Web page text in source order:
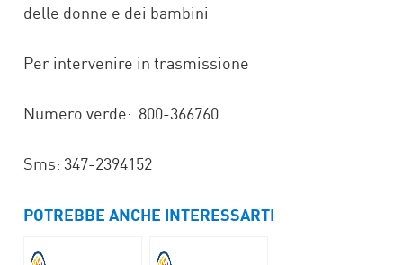
delle donne e dei bambini
Per intervenire in trasmissione
Numero verde: 800-366760
Sms: 347-2394152
POTREBBE ANCHE INTERESSARTI